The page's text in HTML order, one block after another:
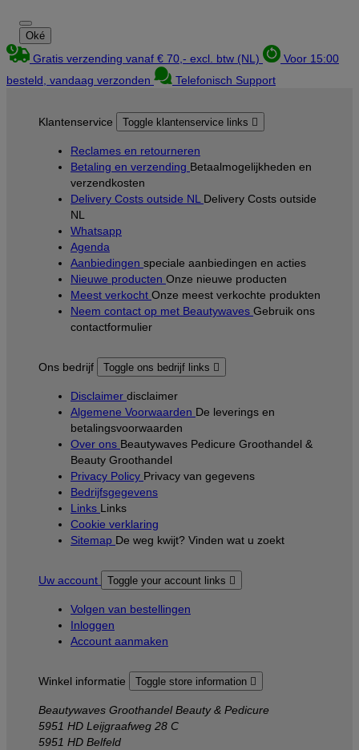
Oké
Gratis verzending vanaf € 70,- excl. btw (NL)
Voor 15:00
besteld, vandaag verzonden
Telefonisch Support
Klantenservice Toggle klantenservice links 
Reclames en retourneren
Betaling en verzending Betaalmogelijkheden en
verzendkosten
Delivery Costs outside NL Delivery Costs outside
NL
Whatsapp
Agenda
Aanbiedingen speciale aanbiedingen en acties
Nieuwe producten Onze nieuwe producten
Meest verkocht Onze meest verkochte produkten
Neem contact op met Beautywaves Gebruik ons
contactformulier
Ons bedrijf Toggle ons bedrijf links 
Disclaimer disclaimer
Algemene Voorwaarden De leverings en
betalingsvoorwaarden
Over ons Beautywaves Pedicure Groothandel &
Beauty Groothandel
Privacy Policy Privacy van gegevens
Bedrijfsgegevens
Links Links
Cookie verklaring
Sitemap De weg kwijt? Vinden wat u zoekt
Uw account Toggle your account links 
Volgen van bestellingen
Inloggen
Account aanmaken
Winkel informatie Toggle store information 
Beautywaves Groothandel Beauty & Pedicure
5951 HD Leijgraafweg 28 C
5951 HD Belfeld